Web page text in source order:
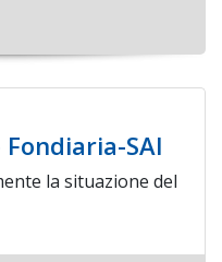
SAI
la situazione del